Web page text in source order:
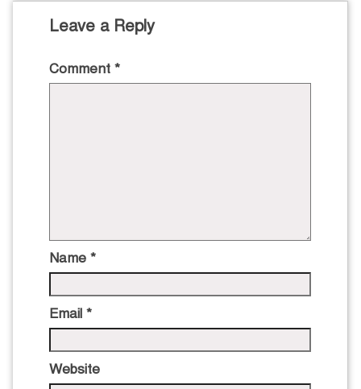
Leave a Reply
Comment *
Name *
Email *
Website